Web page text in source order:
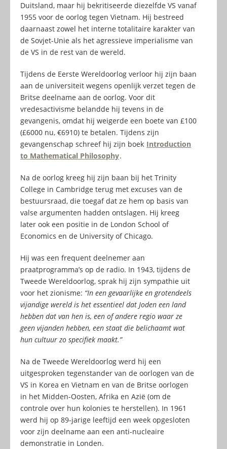
Duitsland, maar hij bekritiseerde diezelfde VS vanaf
1955 voor de oorlog tegen Vietnam. Hij bestreed
daarnaast zowel het interne totalitaire karakter van
de Sovjet-Unie als het agressieve imperialisme van
de VS in de rest van de wereld.
Tijdens de Eerste Wereldoorlog verloor hij zijn baan
aan de universiteit wegens openlijk verzet tegen de
Britse deelname aan de oorlog. Voor dit
vredesactivisme belandde hij tevens in de
gevangenis, omdat hij weigerde een boete van £100
(£6000 nu, €6910) te betalen. Tijdens zijn
gevangenschap schreef hij zijn boek Introduction
to Mathematical Philosophy.
Na de oorlog kreeg hij zijn baan bij het Trinity
College in Cambridge terug met excuses van de
bestuursraad, die toegaf dat ze hem op basis van
valse argumenten hadden ontslagen. Hij kreeg
later ook een positie in de London School of
Economics en de University of Chicago.
Hij was een frequent deelnemer aan
praatprogramma’s op de radio. In 1943, tijdens de
Tweede Wereldoorlog, sprak hij zijn sympathie uit
voor het zionisme: “In een gevaarlijke en grotendeels
vijandige wereld is het essentieel dat Joden een land
hebben dat van hen is, een of andere regio waar ze
geen vijanden hebben, een staat die belichaamt wat
hun cultuur zo specifiek maakt.”
Na de Tweede Wereldoorlog werd hij een
uitgesproken tegenstander van de oorlogen van de
VS in Korea en Vietnam en van de Britse oorlogen
in het Midden-Oosten, Afrika en Azië (om de
controle over hun kolonies te herstellen). In 1961
werd hij op 89-jarige leeftijd een week opgesloten
voor zijn deelname aan een anti-nucleaire
demonstratie in Londen.